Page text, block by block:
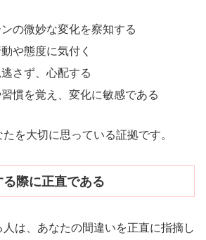
の微妙な変化を察知する
や態度に気付く
さず、心配する
慣を覚え、変化に敏感である
を大切に思っている証拠です。
る際に正直である
は、あなたの間違いを正直に指摘し